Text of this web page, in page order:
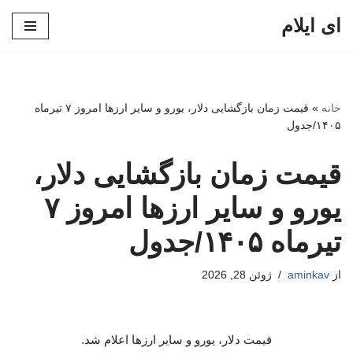
ای ایلام
خانه »
قیمت زمان بازگشایی دلار، یورو و سایر ارزها امروز ۷ تیرماه
۱۴۰۵/جدول
قیمت زمان بازگشایی دلار،
یورو و سایر ارزها امروز ۷
تیرماه ۱۴۰۵/جدول
از aminkav ژوئن 28, 2026
قیمت دلار، یورو و سایر ارزها اعلام شد.